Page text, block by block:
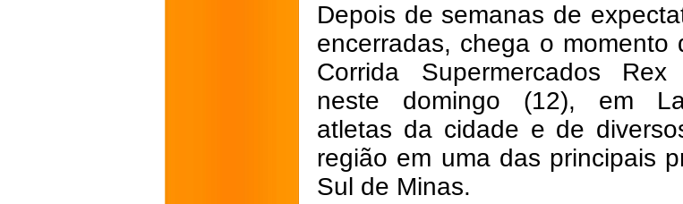
Depois de semanas de
encerradas, chega o momento
Corrida Supermercados
neste domingo (12), em
atletas da cidade e de
região em uma das principais
Sul de Minas.